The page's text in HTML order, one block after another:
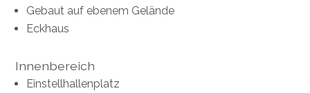
Gebaut auf ebenem Gelände
Eckhaus
Innenbereich
Einstellhallenplatz